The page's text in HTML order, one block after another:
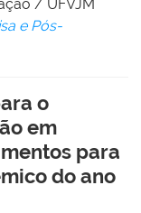
/ UFVJM
e Pós-
o
em
para
do ano